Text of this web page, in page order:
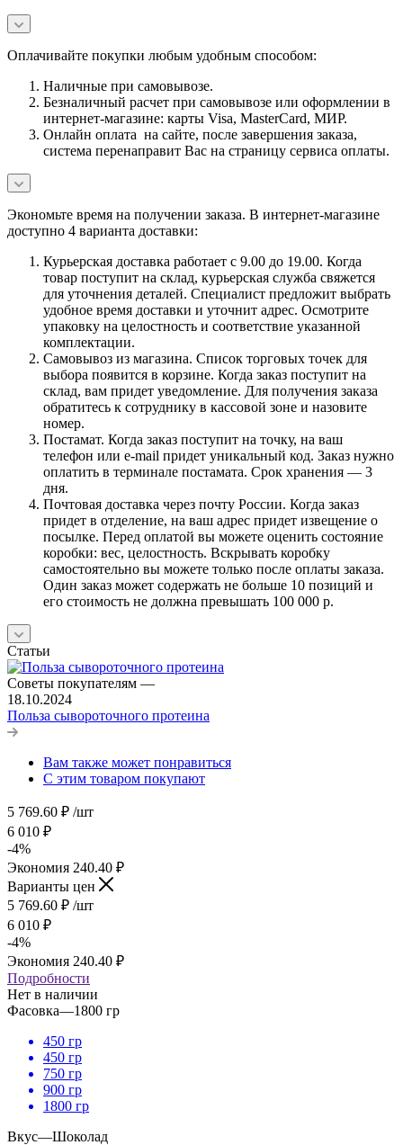
Оплачивайте покупки любым удобным способом:
Наличные при самовывозе.
Безналичный расчет при самовывозе или оформлении в
интернет-магазине: карты Visa, MasterCard, МИР.
Онлайн оплата на сайте, после завершения заказа,
система перенаправит Вас на страницу сервиса оплаты.
Экономьте время на получении заказа. В интернет-магазине
доступно 4 варианта доставки:
Курьерская доставка работает с 9.00 до 19.00. Когда
товар поступит на склад, курьерская служба свяжется
для уточнения деталей. Специалист предложит выбрать
удобное время доставки и уточнит адрес. Осмотрите
упаковку на целостность и соответствие указанной
комплектации.
Самовывоз из магазина. Список торговых точек для
выбора появится в корзине. Когда заказ поступит на
склад, вам придет уведомление. Для получения заказа
обратитесь к сотруднику в кассовой зоне и назовите
номер.
Постамат. Когда заказ поступит на точку, на ваш
телефон или e-mail придет уникальный код. Заказ нужно
оплатить в терминале постамата. Срок хранения — 3
дня.
Почтовая доставка через почту России. Когда заказ
придет в отделение, на ваш адрес придет извещение о
посылке. Перед оплатой вы можете оценить состояние
коробки: вес, целостность. Вскрывать коробку
самостоятельно вы можете только после оплаты заказа.
Один заказ может содержать не больше 10 позиций и
его стоимость не должна превышать 100 000 р.
Статьи
Советы покупателям —
18.10.2024
Польза сывороточного протеина
Вам также может понравиться
С этим товаром покупают
5 769.60 ₽ /шт
6 010 ₽
-4%
Экономия 240.40 ₽
Варианты цен
5 769.60 ₽ /шт
6 010 ₽
-4%
Экономия 240.40 ₽
Подробности
Нет в наличии
Фасовка—1800 гр
450 гр
450 гр
750 гр
900 гр
1800 гр
Вкус—Шоколад